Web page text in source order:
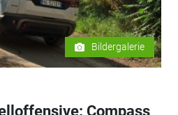
Bildergalerie
Compass